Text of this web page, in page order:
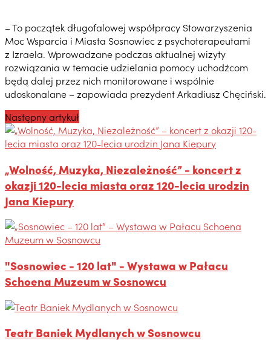
– To początek długofalowej współpracy Stowarzyszenia
Moc Wsparcia i Miasta Sosnowiec z psychoterapeutami
z Izraela. Wprowadzane podczas aktualnej wizyty
rozwiązania w temacie udzielania pomocy uchodźcom
będą dalej przez nich monitorowane i wspólnie
udoskonalane – zapowiada prezydent Arkadiusz Chęciński.
Następny artykuł
„Wolność, Muzyka, Niezależność” - koncert z
okazji 120-lecia miasta oraz 120-lecia urodzin
Jana Kiepury
"Sosnowiec - 120 lat" - Wystawa w Pałacu
Schoena Muzeum w Sosnowcu
Teatr Baniek Mydlanych w Sosnowcu